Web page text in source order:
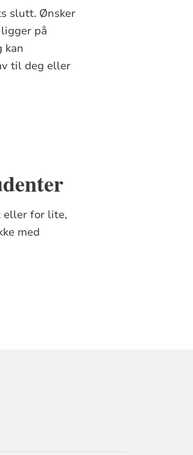
slutt. Ønsker
på
kan
til deg eller
eller for lite,
med